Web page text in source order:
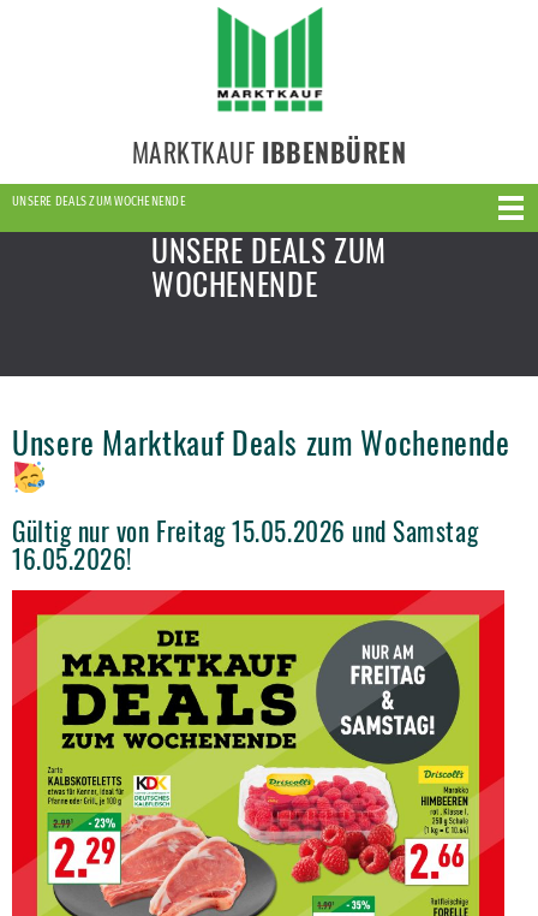
MARKTKAUF IBBENBÜREN
UNSERE DEALS ZUM WOCHENENDE
UNSERE DEALS ZUM
WOCHENENDE
Unsere Marktkauf Deals zum Wochenende
Gültig nur von Freitag 15.05.2026 und Samstag
16.05.2026!